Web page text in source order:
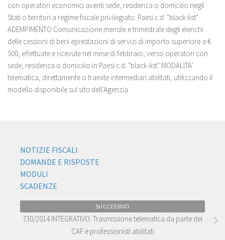
con operatori economici aventi sede, residenza o domicilio negli
Stati o territori a regime fiscale privilegiato: Paesi c.d. "black-list"
ADEMPIMENTO Comunicazione mensile e trimestrale degli elenchi
delle cessioni di beni eprestazioni di servizi di importo superiore a €
500, effettuate e ricevute nel mese di febbraio, verso operatori con
sede, residenza o domicilio in Paesi c.d. "black-list" MODALITA’
telematica, direttamente o tramite intermediari abilitati, utilizzando il
modello disponibile sul sito dell’Agenzia
NOTIZIE FISCALI
DOMANDE E RISPOSTE
MODULI
SCADENZE
SUCCESSIVO
730/2014 INTEGRATIVO: Trasmissione telematica da parte dei
CAF e professionisti abilitati